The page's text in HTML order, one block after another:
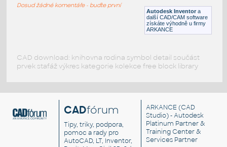
Lego plate round 1x4
Autodesk Inventor a
další CAD/CAM software
získáte výhodně u firmy
ARKANCE
Dosud žádné komentáře - buďte první
CAD download: knihovna rodina symbol detail součást
prvek stafáž výkres kategorie kolekce free block library
CADfórum
Tipy, triky, podpora,
pomoc a rady pro
AutoCAD, LT, Inventor,
ARKANCE (CAD
Studio) - Autodesk
Platinum Partner &
Training Center &
Services Partner